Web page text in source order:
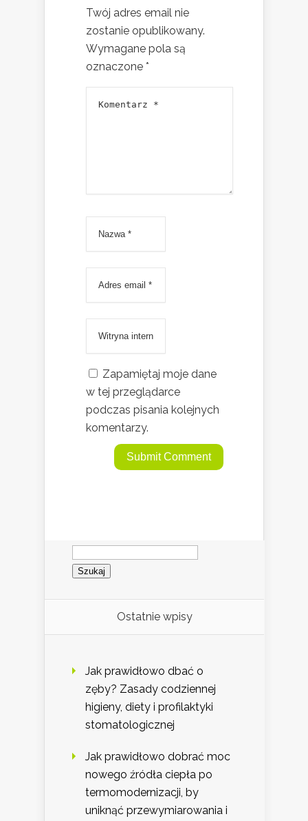
Twój adres email nie
zostanie opublikowany.
Wymagane pola są
oznaczone *
Zapamiętaj moje dane
w tej przeglądarce
podczas pisania kolejnych
komentarzy.
Szukaj:
Ostatnie wpisy
Jak prawidłowo dbać o
zęby? Zasady codziennej
higieny, diety i profilaktyki
stomatologicznej
Jak prawidłowo dobrać moc
nowego źródła ciepła po
termomodernizacji, by
uniknąć przewymiarowania i